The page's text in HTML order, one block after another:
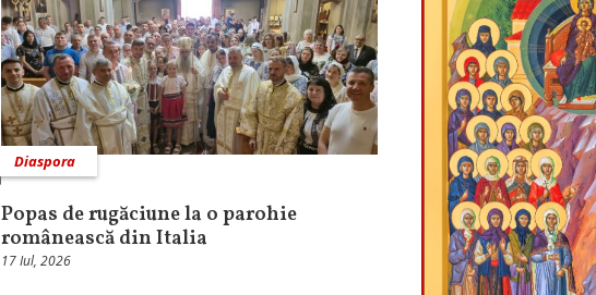
Diaspora
Popas de rugăciune la o parohie
românească din Italia
17 Iul, 2026